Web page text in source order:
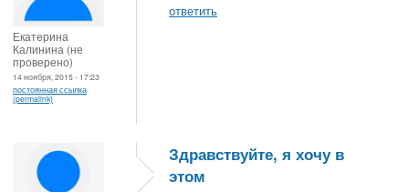
Екатерина
Калинина (не
проверено)
14 ноября, 2015 - 17:23
постоянная ссылка
(permalink)
ответить
Здравствуйте, я хочу в
этом